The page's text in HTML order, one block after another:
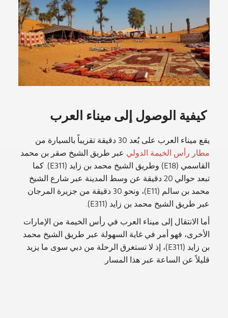
كيفية الوصول إلى ميناء العرب
يقع ميناء العرب على بُعد 30 دقيقة تقريباً بالسيارة من
مطار رأس الخيمة الدولي عبر طريق الشيخ صقر بن محمد
القاسمي (E18) وطريق الشيخ محمد بن زايد (E311). كما
تبعد حوالي 20 دقيقة عن وسط المدينة عبر شارع الشيخ
محمد بن سالم (E11)، ونحو 30 دقيقة من جزيرة المرجان
عبر طريق الشيخ محمد بن زايد (E311).
أما الانتقال إلى ميناء العرب في رأس الخيمة من الإمارات
الأخرى، فهو أمر في غاية السهولة عبر طريق الشيخ محمد
بن زايد (E311)، إذ لا تستغرق الرحلة من دبي سوى ما يزيد
قليلاً عن الساعة عبر هذا المسار.